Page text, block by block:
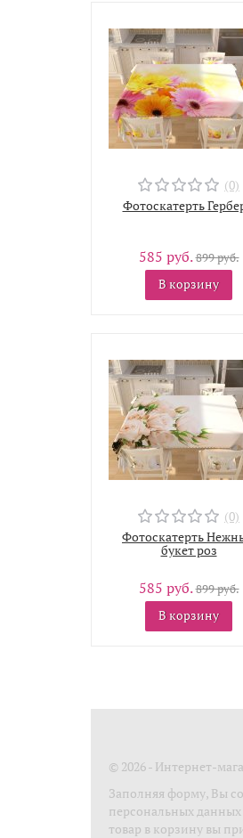
(0)
Фотоскатерть
585 руб.899 руб.
В корзину
(0)
Фотоскатерть
букет роз
585 руб.899 руб.
В корзину
© 2026 - Интернет-
Заполняя форму, Вы
персональных данных
товар в корзину вы